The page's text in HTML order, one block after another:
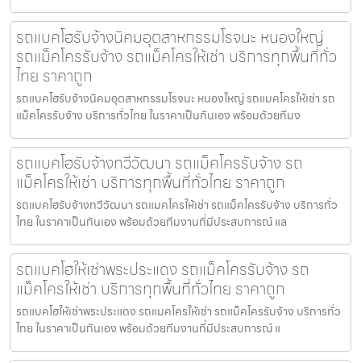
รถแบคโฮรับจ้างนิคมอุตสาหกรรมโรจนะ หนองใหญ่
รถแม็คโครรับจ้าง รถแม็คโครให้เช่า บริการทุกพื้นที่ทั่ว
ไทย ราคาถูก
รถแบคโฮรับจ้างนิคมอุตสาหกรรมโรจนะ หนองใหญ่ รถแมคโครให้เช่า รถ
แม็คโครรับจ้าง บริการทั่วไทย ในราคาเป็นกันเอง พร้อมด้วยทีมง
รถแบคโฮรับจ้างทวีวัฒนา รถแม็คโครรับจ้าง รถ
แม็คโครให้เช่า บริการทุกพื้นที่ทั่วไทย ราคาถูก
รถแบคโฮรับจ้างทวีวัฒนา รถแมคโครให้เช่า รถแม็คโครรับจ้าง บริการทั่ว
ไทย ในราคาเป็นกันเอง พร้อมด้วยทีมงานที่มีประสบการณ์ แล
รถแบคโฮให้เช่าพระประแดง รถแม็คโครรับจ้าง รถ
แม็คโครให้เช่า บริการทุกพื้นที่ทั่วไทย ราคาถูก
รถแบคโฮให้เช่าพระประแดง รถแมคโครให้เช่า รถแม็คโครรับจ้าง บริการทั่ว
ไทย ในราคาเป็นกันเอง พร้อมด้วยทีมงานที่มีประสบการณ์ แ